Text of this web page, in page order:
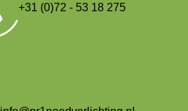
+31 (0)72 - 53 18 275